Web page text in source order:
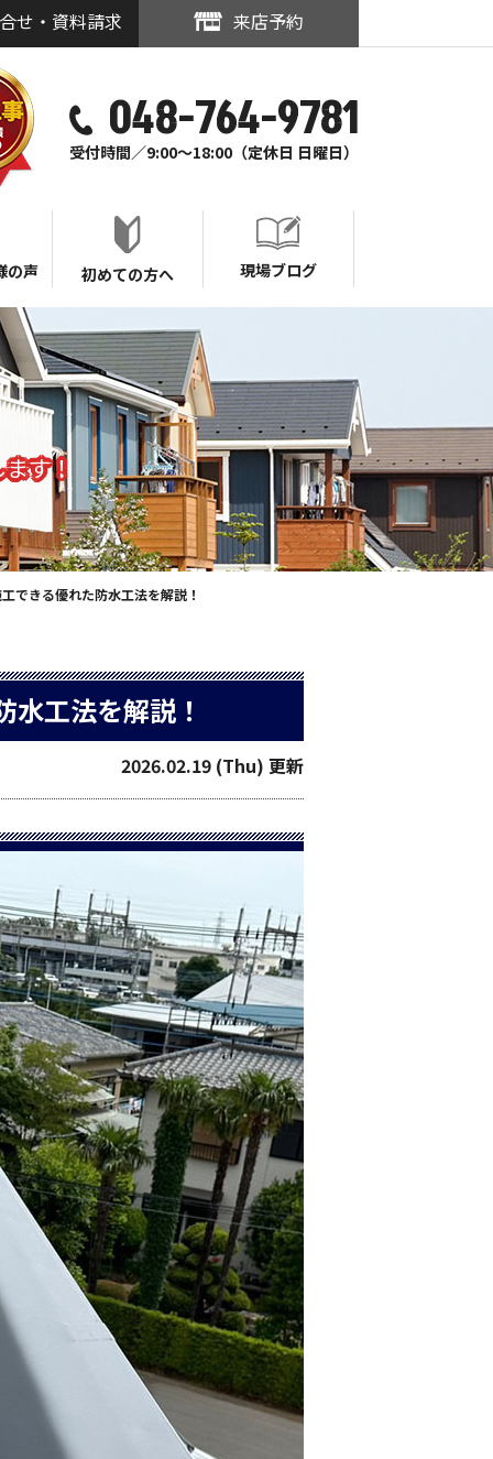
せ・資料請求 来店予約
048-764-9781
受付時間／9:00～18:00（定休日 日曜日）
の声 初めての方へ 現場ブログ
す！
できる優れた防水工法を解説！
工法を解説！
2026.02.19 (Thu) 更新